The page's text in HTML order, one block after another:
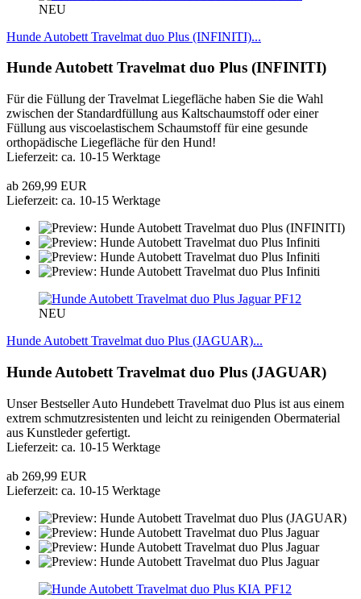
NEU
Hunde Autobett Travelmat duo Plus (INFINITI)...
Hunde Autobett Travelmat duo Plus (INFINITI)
Für die Füllung der Travelmat Liegefläche haben Sie die Wahl
zwischen der Standardfüllung aus Kaltschaumstoff oder einer
Füllung aus viscoelastischem Schaumstoff für eine gesunde
orthopädische Liegefläche für den Hund!
Lieferzeit: ca. 10-15 Werktage
ab 269,99 EUR
Lieferzeit: ca. 10-15 Werktage
PF12
NEU
Hunde Autobett Travelmat duo Plus (JAGUAR)...
Hunde Autobett Travelmat duo Plus (JAGUAR)
Unser Bestseller Auto Hundebett Travelmat duo Plus ist aus einem
extrem schmutzresistenten und leicht zu reinigenden Obermaterial
aus Kunstleder gefertigt.
Lieferzeit: ca. 10-15 Werktage
ab 269,99 EUR
Lieferzeit: ca. 10-15 Werktage
PF12